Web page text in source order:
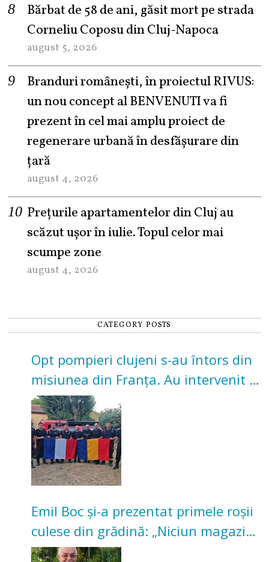
Bărbat de 58 de ani, găsit mort pe strada
Corneliu Coposu din Cluj-Napoca
august 5, 2026
Branduri românești, în proiectul RIVUS:
un nou concept al BENVENUTI va fi
prezent în cel mai amplu proiect de
regenerare urbană în desfășurare din
țară
august 4, 2026
Prețurile apartamentelor din Cluj au
scăzut ușor în iulie. Topul celor mai
scumpe zone
august 4, 2026
CATEGORY POSTS
Opt pompieri clujeni s-au întors din
misiunea din Franța. Au intervenit la
incendii de vegetație și pădure
Emil Boc și-a prezentat primele roșii
culese din grădină: „Niciun magazin
nu poate oferi această satisfacție”